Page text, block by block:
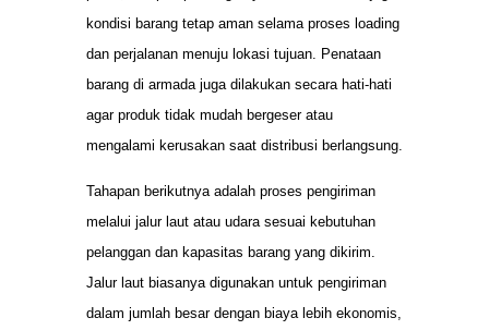
kondisi barang tetap aman selama proses loading
dan perjalanan menuju lokasi tujuan. Penataan
barang di armada juga dilakukan secara hati-hati
agar produk tidak mudah bergeser atau
mengalami kerusakan saat distribusi berlangsung.
Tahapan berikutnya adalah proses pengiriman
melalui jalur laut atau udara sesuai kebutuhan
pelanggan dan kapasitas barang yang dikirim.
Jalur laut biasanya digunakan untuk pengiriman
dalam jumlah besar dengan biaya lebih ekonomis,